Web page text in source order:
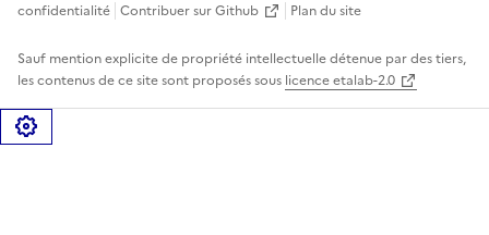
confidentialité Contribuer sur Github Plan du site
Sauf mention explicite de propriété intellectuelle détenue par des tiers,
les contenus de ce site sont proposés sous licence etalab-2.0
Gérer les cookies